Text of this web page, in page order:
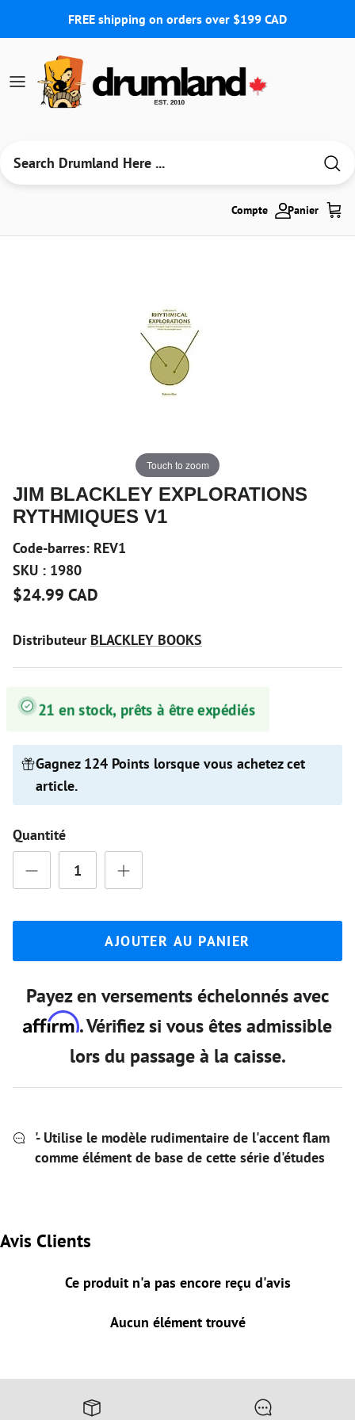
FREE shipping on orders over $199 CAD
Compte Panier
Touch to zoom
JIM BLACKLEY EXPLORATIONS
RYTHMIQUES V1
Code-barres: REV1
SKU : 1980
$24.99 CAD
Distributeur BLACKLEY BOOKS
21 en stock, prêts à être expédiés
Gagnez 124 Points lorsque vous achetez cet
article.
Quantité
AJOUTER AU PANIER
Payez en versements échelonnés avec
Affirm. Vérifiez si vous êtes admissible
lors du passage à la caisse.
'- Utilise le modèle rudimentaire de l'accent flam
comme élément de base de cette série d'études
Avis Clients
Ce produit n'a pas encore reçu d'avis
Aucun élément trouvé